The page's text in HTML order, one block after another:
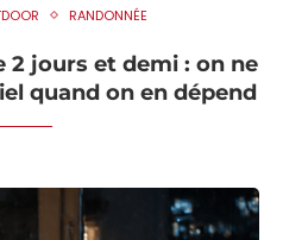
RANDONNÉE
2 jours et demi : on ne
quand on en dépend